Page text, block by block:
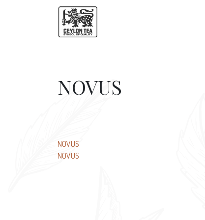
NOVUS
Beitragsnavigation
NOVUS
NOVUS